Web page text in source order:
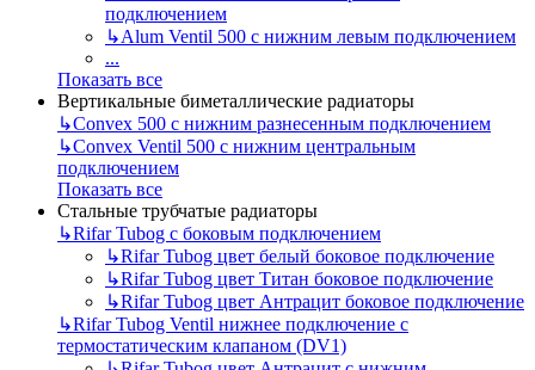
подключением
↳Alum Ventil 500 с нижним левым подключением
...
Показать все
Вертикальные биметаллические радиаторы
↳Convex 500 с нижним разнесенным подключением
↳Convex Ventil 500 с нижним центральным
подключением
Показать все
Стальные трубчатые радиаторы
↳Rifar Tubog с боковым подключением
↳Rifar Tubog цвет белый боковое подключение
↳Rifar Tubog цвет Титан боковое подключение
↳Rifar Tubog цвет Антрацит боковое подключение
↳Rifar Tubog Ventil нижнее подключение с
термостатическим клапаном (DV1)